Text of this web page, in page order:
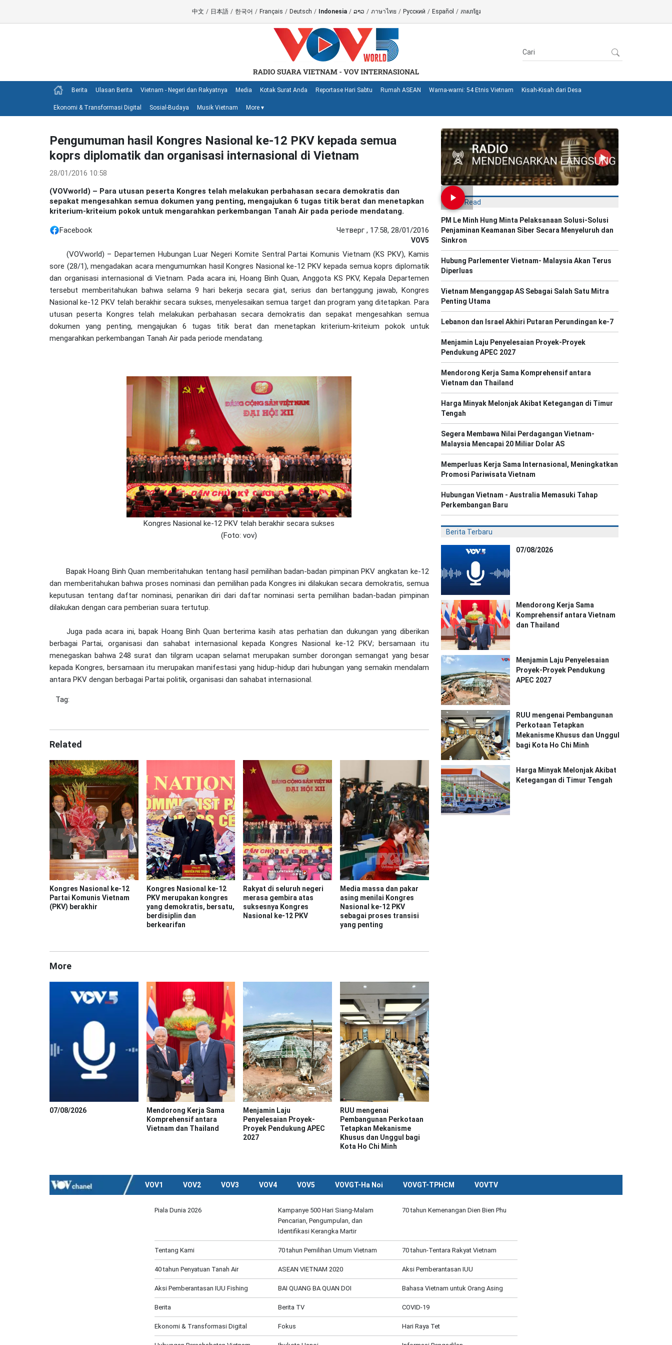
中文 / 日本語 / 한국어 / Français / Deutsch / Indonesia / ລາວ / ภาษาไทย / Русский / Español / ភាសាខ្មែរ
Berita Ulasan Berita Vietnam - Negeri dan Rakyatnya Media Kotak Surat Anda Reportase Hari Sabtu Rumah ASEAN Warna-warni: 54 Etnis Vietnam Kisah-Kisah dari Desa
Ekonomi & Transformasi Digital Sosial-Budaya Musik Vietnam More ▾
Pengumuman hasil Kongres Nasional ke-12 PKV kepada semua
koprs diplomatik dan organisasi internasional di Vietnam
28/01/2016 10:58
(VOVworld) – Para utusan peserta Kongres telah melakukan perbahasan secara demokratis dan
sepakat mengesahkan semua dokumen yang penting, mengajukan 6 tugas titik berat dan menetapkan
kriterium-kriteium pokok untuk mengarahkan perkembangan Tanah Air pada periode mendatang.
Facebook Четверг , 17:58, 28/01/2016
VOV5
(VOVworld) – Departemen Hubungan Luar Negeri Komite Sentral Partai Komunis Vietnam (KS PKV), Kamis
sore (28/1), mengadakan acara mengumumkan hasil Kongres Nasional ke-12 PKV kepada semua koprs diplomatik
dan organisasi internasional di Vietnam. Pada acara ini, Hoang Binh Quan, Anggota KS PKV, Kepala Departemen
tersebut memberitahukan bahwa selama 9 hari bekerja secara giat, serius dan bertanggung jawab, Kongres
Nasional ke-12 PKV telah berakhir secara sukses, menyelesaikan semua target dan program yang ditetapkan. Para
utusan peserta Kongres telah melakukan perbahasan secara demokratis dan sepakat mengesahkan semua
dokumen yang penting, mengajukan 6 tugas titik berat dan menetapkan kriterium-kriteium pokok untuk
mengarahkan perkembangan Tanah Air pada periode mendatang.
Kongres Nasional ke-12 PKV telah berakhir secara sukses
(Foto: vov)
Bapak Hoang Binh Quan memberitahukan tentang hasil pemilihan badan-badan pimpinan PKV angkatan ke-12
dan memberitahukan bahwa proses nominasi dan pemilihan pada Kongres ini dilakukan secara demokratis, semua
keputusan tentang daftar nominasi, penarikan diri dari daftar nominasi serta pemilihan badan-badan pimpinan
dilakukan dengan cara pemberian suara tertutup.
Juga pada acara ini, bapak Hoang Binh Quan berterima kasih atas perhatian dan dukungan yang diberikan
berbagai Partai, organisasi dan sahabat internasional kepada Kongres Nasional ke-12 PKV; bersamaan itu
menegaskan bahwa 248 surat dan tilgram ucapan selamat merupakan sumber dorongan semangat yang besar
kepada Kongres, bersamaan itu merupakan manifestasi yang hidup-hidup dari hubungan yang semakin mendalam
antara PKV dengan berbagai Partai politik, organisasi dan sahabat internasional.
Tag:
Related
Kongres Nasional ke-12
Partai Komunis Vietnam
(PKV) berakhir
Kongres Nasional ke-12
PKV merupakan kongres
yang demokratis, bersatu,
berdisiplin dan
berkearifan
Rakyat di seluruh negeri
merasa gembira atas
suksesnya Kongres
Nasional ke-12 PKV
Media massa dan pakar
asing menilai Kongres
Nasional ke-12 PKV
sebagai proses transisi
yang penting
More
07/08/2026
Mendorong Kerja Sama
Komprehensif antara
Vietnam dan Thailand
Menjamin Laju
Penyelesaian Proyek-
Proyek Pendukung APEC
2027
RUU mengenai
Pembangunan Perkotaan
Tetapkan Mekanisme
Khusus dan Unggul bagi
Kota Ho Chi Minh
Most Read
PM Le Minh Hung Minta Pelaksanaan Solusi-Solusi
Penjaminan Keamanan Siber Secara Menyeluruh dan
Sinkron
Hubung Parlementer Vietnam- Malaysia Akan Terus
Diperluas
Vietnam Menganggap AS Sebagai Salah Satu Mitra
Penting Utama
Lebanon dan Israel Akhiri Putaran Perundingan ke-7
Menjamin Laju Penyelesaian Proyek-Proyek
Pendukung APEC 2027
Mendorong Kerja Sama Komprehensif antara
Vietnam dan Thailand
Harga Minyak Melonjak Akibat Ketegangan di Timur
Tengah
Segera Membawa Nilai Perdagangan Vietnam-
Malaysia Mencapai 20 Miliar Dolar AS
Memperluas Kerja Sama Internasional, Meningkatkan
Promosi Pariwisata Vietnam
Hubungan Vietnam - Australia Memasuki Tahap
Perkembangan Baru
Berita Terbaru
07/08/2026
Mendorong Kerja Sama
Komprehensif antara Vietnam
dan Thailand
Menjamin Laju Penyelesaian
Proyek-Proyek Pendukung
APEC 2027
RUU mengenai Pembangunan
Perkotaan Tetapkan
Mekanisme Khusus dan Unggul
bagi Kota Ho Chi Minh
Harga Minyak Melonjak Akibat
Ketegangan di Timur Tengah
VOV1 VOV2 VOV3 VOV4 VOV5 VOVGT-Ha Noi VOVGT-TPHCM VOVTV
Piala Dunia 2026
Kampanye 500 Hari Siang-Malam
Pencarian, Pengumpulan, dan
Identifikasi Kerangka Martir
70 tahun Kemenangan Dien Bien Phu
Tentang Kami 70 tahun Pemilihan Umum Vietnam 70 tahun-Tentara Rakyat Vietnam
40 tahun Penyatuan Tanah Air ASEAN VIETNAM 2020 Aksi Pemberantasan IUU
Aksi Pemberantasan IUU Fishing BAI QUANG BA QUAN DOI Bahasa Vietnam untuk Orang Asing
Berita Berita TV COVID-19
Ekonomi & Transformasi Digital Fokus Hari Raya Tet